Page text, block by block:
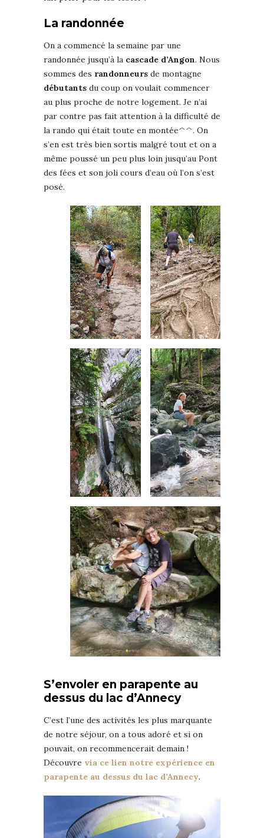
La randonnée
On a commencé la semaine par une
randonnée jusqu’à la cascade d’Angon. Nous
sommes des randonneurs de montagne
débutants du coup on voulait commencer
au plus proche de notre logement. Je n’ai
par contre pas fait attention à la difficulté de
la rando qui était toute en montée^^. On
s’en est très bien sortis malgré tout et on a
même poussé un peu plus loin jusqu’au Pont
des fées et son joli cours d’eau où l’on s’est
posé.
S’envoler en parapente au
dessus du lac d’Annecy
C’est l’une des activités les plus marquante
de notre séjour, on a tous adoré et si on
pouvait, on recommencerait demain !
Découvre via ce lien notre expérience en
parapente au dessus du lac d’Annecy.